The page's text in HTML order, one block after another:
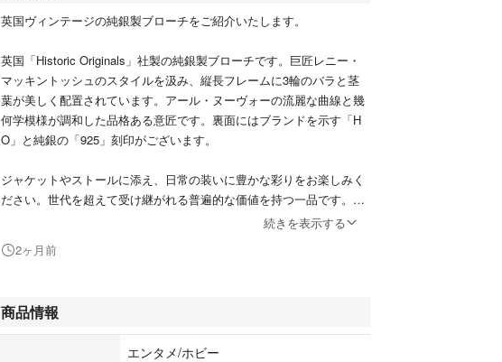
英国ヴィンテージの純銀製ブローチをご紹介いたします。
英国「Historic Originals」社製の純銀製ブローチです。巨匠レニー・
マッキントッシュのスタイルを汲み、縦長フレームに3輪のバラと茎
葉が美しく配置されています。アール・ヌーヴォーの流麗な曲線と幾
何学模様が調和した品格ある意匠です。裏面にはブランドを示す「H
O」と純銀の「925」刻印がございます。
ジャケットやストールに添え、日常の装いに豊かな彩りをお楽しみく
ださい。世代を超えて受け継がれる普遍的な価値を持つ一品です。
外観：★★★★☆ 目立った傷や汚れのない美品
・ピン部分はしっかりと機能します
・裏側部分に英国の輸入銀のホールマークがあります
続きを表示する
2ヶ月前
商品情報
エンタメ/ホビー